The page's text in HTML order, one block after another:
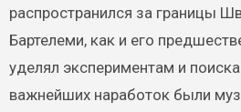
распространился за границы
Бартелеми, как и его
уделял экспериментам и
важнейших наработок были